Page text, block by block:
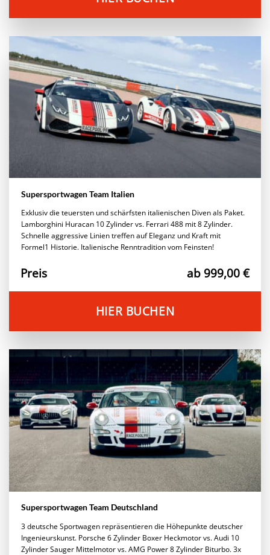
Supersportwagen Team Italien
Exklusiv die teuersten und schärfsten italienischen Diven als Paket.
Lamborghini Huracan 10 Zylinder vs. Ferrari 488 mit 8 Zylinder.
Schnelle aggressive Linien treffen auf Eleganz und Kraft mit
Formel1 Historie. Italienische Renntradition vom Feinsten!
Preis ab 999,00 €
HIER BUCHEN
Supersportwagen Team Deutschland
3 deutsche Sportwagen repräsentieren die Höhepunkte deutscher
Ingenieurskunst. Porsche 6 Zylinder Boxer Heckmotor vs. Audi 10
Zylinder Sauger Mittelmotor vs. AMG Power 8 Zylinder Biturbo. 3x